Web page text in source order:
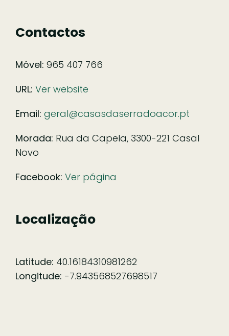
Contactos
Móvel: 965 407 766
URL: Ver website
Email: geral@casasdaserradoacor.pt
Morada: Rua da Capela, 3300-221 Casal
Novo
Facebook: Ver página
Localização
Latitude: 40.16184310981262
Longitude: -7.943568527698517